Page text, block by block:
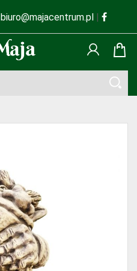
biuro@majacentrum.pl |